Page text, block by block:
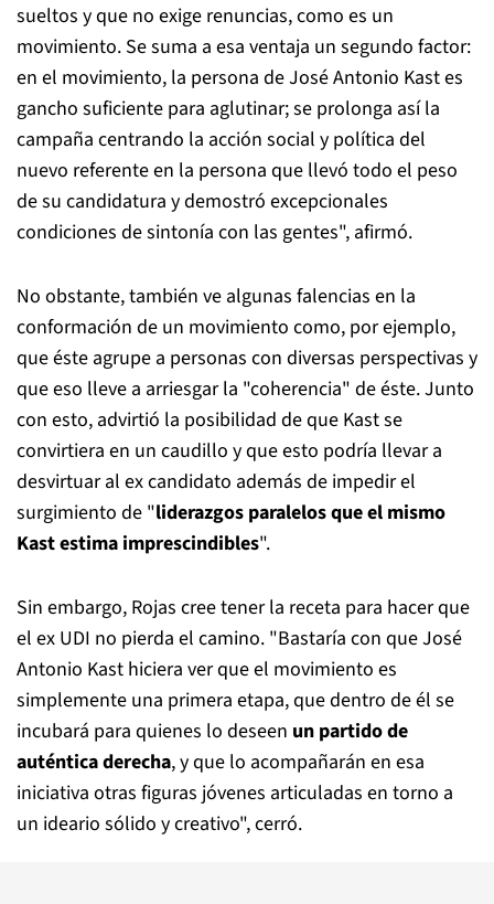
sueltos y que no exige renuncias, como es un
movimiento. Se suma a esa ventaja un segundo factor:
en el movimiento, la persona de José Antonio Kast es
gancho suficiente para aglutinar; se prolonga así la
campaña centrando la acción social y política del
nuevo referente en la persona que llevó todo el peso
de su candidatura y demostró excepcionales
condiciones de sintonía con las gentes", afirmó.
No obstante, también ve algunas falencias en la
conformación de un movimiento como, por ejemplo,
que éste agrupe a personas con diversas perspectivas y
que eso lleve a arriesgar la "coherencia" de éste. Junto
con esto, advirtió la posibilidad de que Kast se
convirtiera en un caudillo y que esto podría llevar a
desvirtuar al ex candidato además de impedir el
surgimiento de "liderazgos paralelos que el mismo
Kast estima imprescindibles".
Sin embargo, Rojas cree tener la receta para hacer que
el ex UDI no pierda el camino. "Bastaría con que José
Antonio Kast hiciera ver que el movimiento es
simplemente una primera etapa, que dentro de él se
incubará para quienes lo deseen un partido de
auténtica derecha, y que lo acompañarán en esa
iniciativa otras figuras jóvenes articuladas en torno a
un ideario sólido y creativo", cerró.